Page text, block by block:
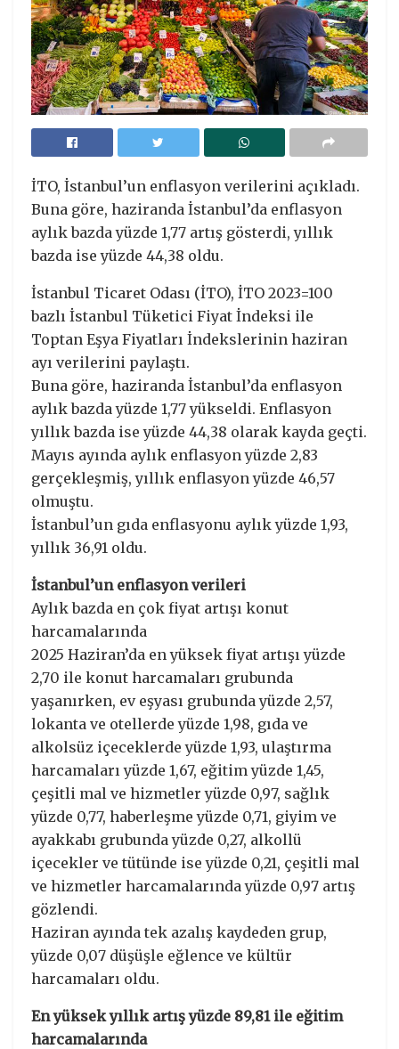
İTO, İstanbul’un enflasyon verilerini açıkladı.
Buna göre, haziranda İstanbul’da enflasyon
aylık bazda yüzde 1,77 artış gösterdi, yıllık
bazda ise yüzde 44,38 oldu.
İstanbul Ticaret Odası (İTO), İTO 2023=100
bazlı İstanbul Tüketici Fiyat İndeksi ile
Toptan Eşya Fiyatları İndekslerinin haziran
ayı verilerini paylaştı.
Buna göre, haziranda İstanbul’da enflasyon
aylık bazda yüzde 1,77 yükseldi. Enflasyon
yıllık bazda ise yüzde 44,38 olarak kayda geçti.
Mayıs ayında aylık enflasyon yüzde 2,83
gerçekleşmiş, yıllık enflasyon yüzde 46,57
olmuştu.
İstanbul’un gıda enflasyonu aylık yüzde 1,93,
yıllık 36,91 oldu.
İstanbul’un enflasyon verileri
Aylık bazda en çok fiyat artışı konut
harcamalarında
2025 Haziran’da en yüksek fiyat artışı yüzde
2,70 ile konut harcamaları grubunda
yaşanırken, ev eşyası grubunda yüzde 2,57,
lokanta ve otellerde yüzde 1,98, gıda ve
alkolsüz içeceklerde yüzde 1,93, ulaştırma
harcamaları yüzde 1,67, eğitim yüzde 1,45,
çeşitli mal ve hizmetler yüzde 0,97, sağlık
yüzde 0,77, haberleşme yüzde 0,71, giyim ve
ayakkabı grubunda yüzde 0,27, alkollü
içecekler ve tütünde ise yüzde 0,21, çeşitli mal
ve hizmetler harcamalarında yüzde 0,97 artış
gözlendi.
Haziran ayında tek azalış kaydeden grup,
yüzde 0,07 düşüşle eğlence ve kültür
harcamaları oldu.
En yüksek yıllık artış yüzde 89,81 ile eğitim
harcamalarında